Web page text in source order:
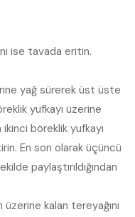
ise tavada eritin.
yağ sürerek üst üste
yufkayı üzerine
böreklik yufkayı
En son olarak üçüncü
paylaştırıldığından
kalan tereyağını